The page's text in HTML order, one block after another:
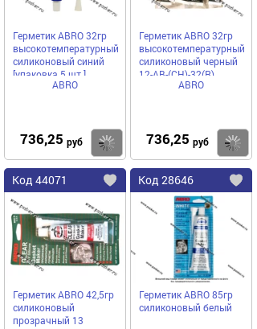
Герметик ABRO 32гр
высокотемпературный
силиконовый синий
[упаковка 5 шт.]
ABRO
736,25 руб Купить
Герметик ABRO 32гр
высокотемпературный
силиконовый черный
12-AB-(CH)-32(R)
[упаковка 5 шт.]
ABRO
736,25 руб
Код 44071
Добавить
избранное
Герметик ABRO 42,5гр
силиконовый
прозрачный 13
Код 28646
Герметик ABRO 85гр
силиконовый белый